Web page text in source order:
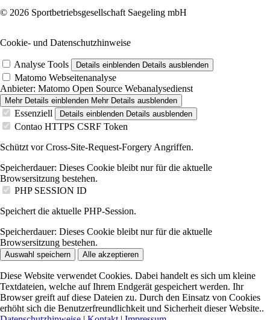
© 2026 Sportbetriebsgesellschaft Saegeling mbH
Cookie- und Datenschutzhinweise
Analyse Tools Details einblenden Details ausblenden
Matomo Webseitenanalyse
Anbieter: Matomo Open Source Webanalysedienst
Mehr Details einblenden Mehr Details ausblenden
Essenziell Details einblenden Details ausblenden
Contao HTTPS CSRF Token
Schützt vor Cross-Site-Request-Forgery Angriffen.
Speicherdauer: Dieses Cookie bleibt nur für die aktuelle
Browsersitzung bestehen.
PHP SESSION ID
Speichert die aktuelle PHP-Session.
Speicherdauer: Dieses Cookie bleibt nur für die aktuelle
Browsersitzung bestehen.
Auswahl speichern Alle akzeptieren
Diese Website verwendet Cookies. Dabei handelt es sich um kleine
Textdateien, welche auf Ihrem Endgerät gespeichert werden. Ihr
Browser greift auf diese Dateien zu. Durch den Einsatz von Cookies
erhöht sich die Benutzerfreundlichkeit und Sicherheit dieser Website..